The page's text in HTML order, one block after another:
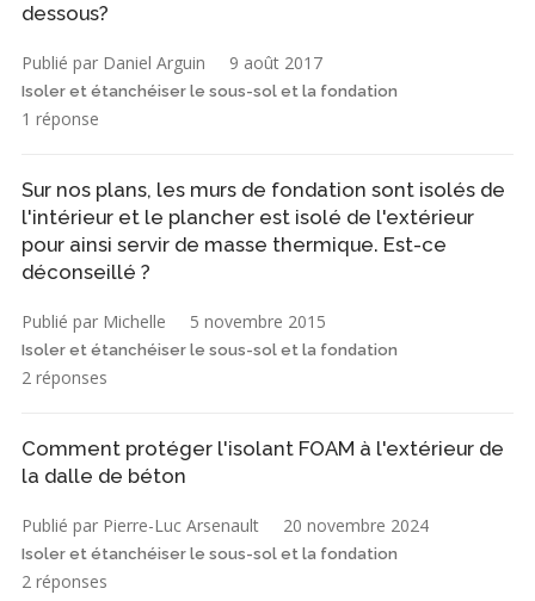
dessous?
Publié par Daniel Arguin 9 août 2017
Isoler et étanchéiser le sous-sol et la fondation
1 réponse
Sur nos plans, les murs de fondation sont isolés de
l'intérieur et le plancher est isolé de l'extérieur
pour ainsi servir de masse thermique. Est-ce
déconseillé ?
Publié par Michelle 5 novembre 2015
Isoler et étanchéiser le sous-sol et la fondation
2 réponses
Comment protéger l'isolant FOAM à l'extérieur de
la dalle de béton
Publié par Pierre-Luc Arsenault 20 novembre 2024
Isoler et étanchéiser le sous-sol et la fondation
2 réponses